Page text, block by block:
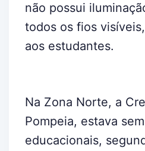
não possui
todos os fios
aos estudantes.
Na Zona Norte, a
Pompeia, estava
educacionais,